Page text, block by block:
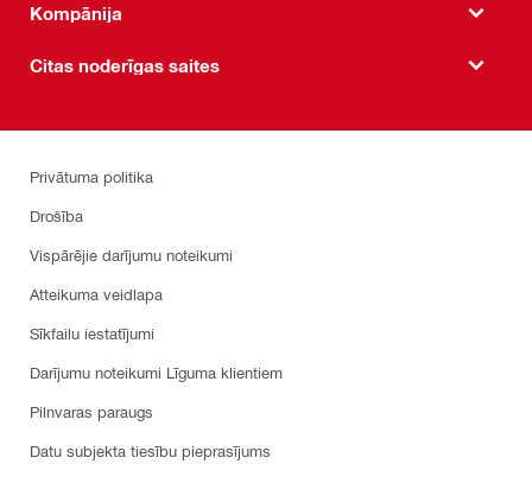
Kompānija
Citas noderīgas saites
Privātuma politika
Drošība
Vispārējie darījumu noteikumi
Atteikuma veidlapa
Sīkfailu iestatījumi
Darījumu noteikumi Līguma klientiem
Pilnvaras paraugs
Datu subjekta tiesību pieprasījums